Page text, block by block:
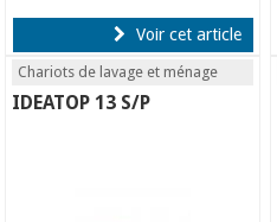
Voir cet article
Chariots de lavage et ménage
IDEATOP 13 S/P